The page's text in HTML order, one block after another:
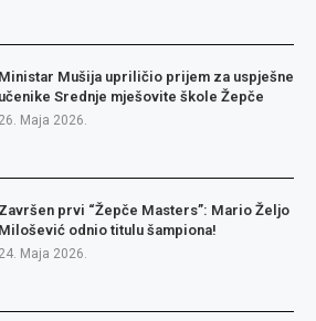
Ministar Mušija upriličio prijem za uspješne
učenike Srednje mješovite škole Žepče
26. Maja 2026.
Završen prvi “Žepče Masters”: Mario Željo
Milošević odnio titulu šampiona!
24. Maja 2026.